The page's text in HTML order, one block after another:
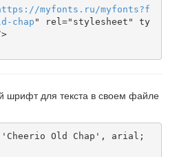
://myfonts . ru /myfonts?f
chap " rel="stylesheet" ty
шрифт для текста в своем файле